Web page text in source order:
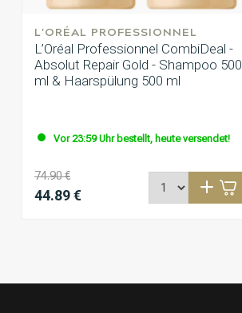
L'ORÉAL PROFESSIONNEL
L’Oréal Professionnel CombiDeal -
Absolut Repair Gold - Shampoo 500
ml & Haarspülung 500 ml
Vor 23:59 Uhr bestellt, heute versendet!
74.90 €
44.89 €